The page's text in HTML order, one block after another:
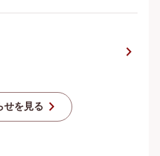
chevron_right
せを見る chevron_right